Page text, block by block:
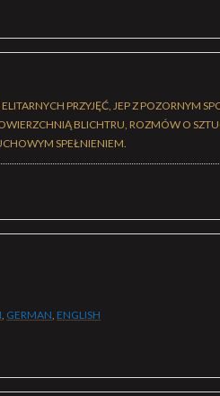
PRZYJĘĆ, JEP Z POZORNYM
BLICHTRU, ROZMÓW O
SPEŁNIENIEM.
, GERMAN, ENGLISH